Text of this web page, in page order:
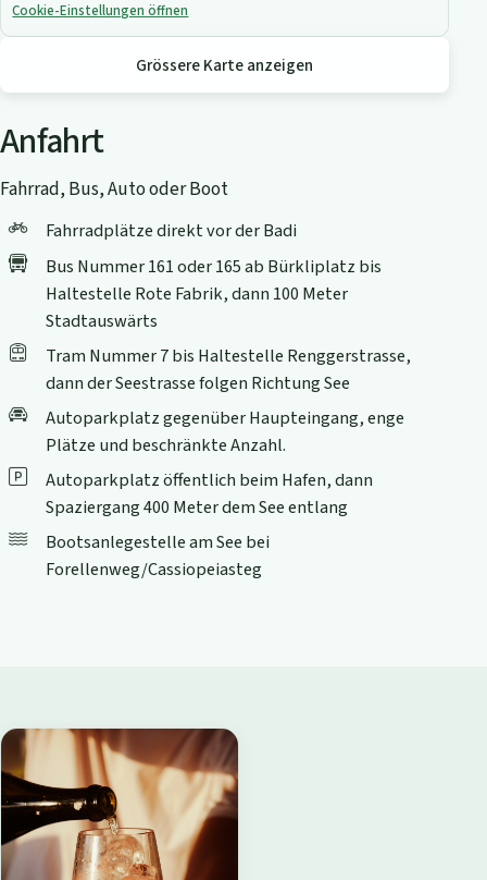
Cookie-Einstellungen öffnen
Grössere Karte anzeigen
Anfahrt
Fahrrad, Bus, Auto oder Boot
Fahrradplätze direkt vor der Badi
Bus Nummer 161 oder 165 ab Bürkliplatz bis
Haltestelle Rote Fabrik, dann 100 Meter
Stadtauswärts
Tram Nummer 7 bis Haltestelle Renggerstrasse,
dann der Seestrasse folgen Richtung See
Autoparkplatz gegenüber Haupteingang, enge
Plätze und beschränkte Anzahl.
Autoparkplatz öffentlich beim Hafen, dann
Spaziergang 400 Meter dem See entlang
Bootsanlegestelle am See bei
Forellenweg/Cassiopeiasteg